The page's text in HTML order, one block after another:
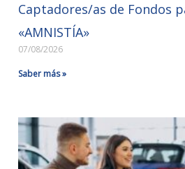
Captadores/as de Fondos
«AMNISTÍA»
07/08/2026
Saber más »